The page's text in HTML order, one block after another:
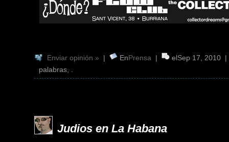
Enviar opinión » | EnPrensa |
elSep 17, 2010
palabras, .
Judios en La Habana